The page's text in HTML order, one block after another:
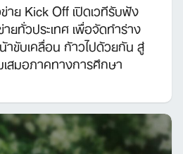
ย Kick Off เปิดเวทีรับฟัง
ยทั่วประเทศ เพื่อจัดทำร่าง
ขับเคลื่อน ก้าวไปด้วยกัน สู่
สมอภาคทางการศึกษา